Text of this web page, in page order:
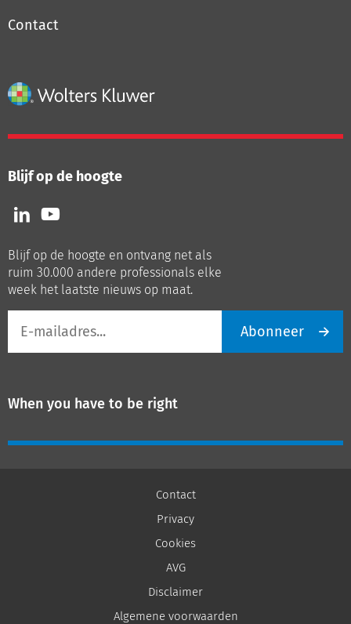
Contact
Blijf op de hoogte
Volg
ons
LinkedIn
Volg
ons
Youtube
Blijf op de hoogte en ontvang net als
ruim 30.000 andere professionals elke
week het laatste nieuws op maat.
mailadres
Abonneer
When you have to be right
Contact
Privacy
Cookies
AVG
Disclaimer
Algemene voorwaarden